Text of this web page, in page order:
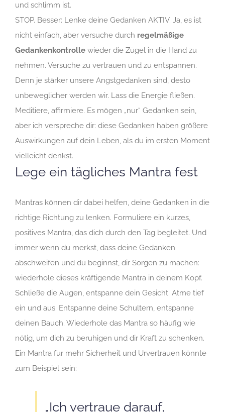
und schlimm ist.
STOP. Besser: Lenke deine Gedanken AKTIV. Ja, es ist
nicht einfach, aber versuche durch regelmäßige
Gedankenkontrolle wieder die Zügel in die Hand zu
nehmen. Versuche zu vertrauen und zu entspannen.
Denn je stärker unsere Angstgedanken sind, desto
unbeweglicher werden wir. Lass die Energie fließen.
Meditiere, affirmiere. Es mögen „nur“ Gedanken sein,
aber ich verspreche dir: diese Gedanken haben größere
Auswirkungen auf dein Leben, als du im ersten Moment
vielleicht denkst.
Lege ein tägliches Mantra fest
Mantras können dir dabei helfen, deine Gedanken in die
richtige Richtung zu lenken. Formuliere ein kurzes,
positives Mantra, das dich durch den Tag begleitet. Und
immer wenn du merkst, dass deine Gedanken
abschweifen und du beginnst, dir Sorgen zu machen:
wiederhole dieses kräftigende Mantra in deinem Kopf.
Schließe die Augen, entspanne dein Gesicht. Atme tief
ein und aus. Entspanne deine Schultern, entspanne
deinen Bauch. Wiederhole das Mantra so häufig wie
nötig, um dich zu beruhigen und dir Kraft zu schenken.
Ein Mantra für mehr Sicherheit und Urvertrauen könnte
zum Beispiel sein:
„Ich vertraue darauf,